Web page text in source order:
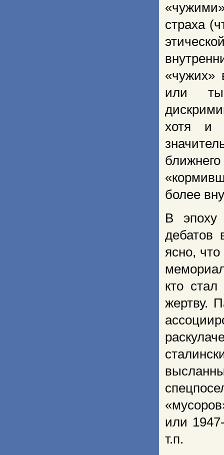
страха
«чужих»
или
хотя и
более
В эпоху
дебатов
ясно,
кто
жертву.
или
т.п.